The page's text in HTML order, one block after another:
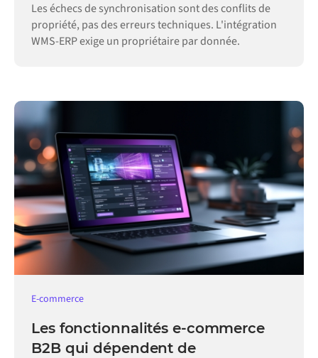
Les échecs de synchronisation sont des conflits de
propriété, pas des erreurs techniques. L'intégration
WMS-ERP exige un propriétaire par donnée.
E-commerce
Les fonctionnalités e-commerce
B2B qui dépendent de